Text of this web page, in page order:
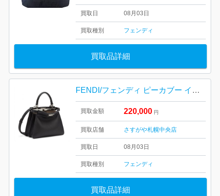
買取日 08月03日
買取種別 フェンディ
買取品詳細
FENDI/フェンディ ピーカブー イセユー スモール レザー
買取金額 220,000 円
買取店舗 さすがや札幌中央店
買取日 08月03日
買取種別 フェンディ
買取品詳細